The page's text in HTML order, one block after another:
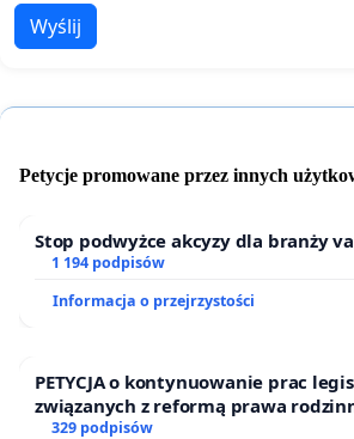
Wyślij
Petycje promowane przez innych
Stop podwyżce akcyzy dla branży
1 194 podpisów
Informacja o przejrzystości
PETYCJA o kontynuowanie prac
związanych z reformą prawa
329 podpisów